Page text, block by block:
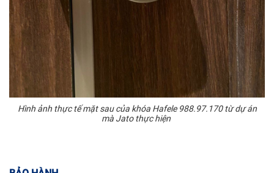
Hình ảnh thực tế mặt sau của khóa Hafele 988.97.170 từ dự án
mà Jato thực hiện